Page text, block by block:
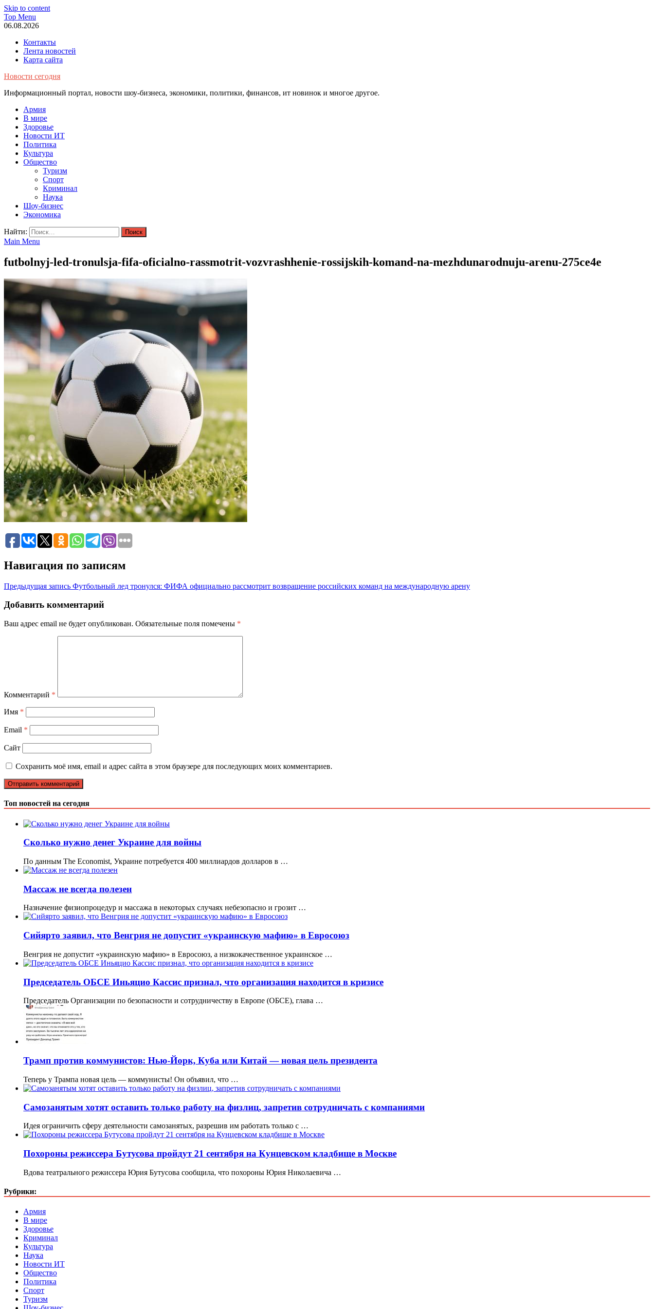
Skip to content
Top Menu
06.08.2026
Контакты
Лента новостей
Карта сайта
Новости сегодня
Информационный портал, новости шоу-бизнеса, экономики, политики, финансов, ит новинок и многое другое.
Армия
В мире
Здоровье
Новости ИТ
Политика
Культура
Общество
Туризм
Спорт
Криминал
Наука
Шоу-бизнес
Экономика
Найти:
Main Menu
futbolnyj-led-tronulsja-fifa-oficialno-rassmotrit-vozvrashhenie-rossijskih-komand-na-mezhdunarodnuju-arenu-275ce4e
Навигация по записям
Предыдущая запись Футбольный лед тронулся: ФИФА официально рассмотрит возвращение российских команд на международную арену
Добавить комментарий
Ваш адрес email не будет опубликован. Обязательные поля помечены *
Комментарий *
Имя *
Email *
Сайт
Сохранить моё имя, email и адрес сайта в этом браузере для последующих моих комментариев.
Топ новостей на сегодня
Сколько нужно денег Украине для войны
По данным The Economist, Украине потребуется 400 миллиардов долларов в …
Массаж не всегда полезен
Назначение физиопроцедур и массажа в некоторых случаях небезопасно и грозит …
Сийярто заявил, что Венгрия не допустит «украинскую мафию» в Евросоюз
Венгрия не допустит «украинскую мафию» в Евросоюз, а низкокачественное украинское …
Председатель ОБСЕ Иньяцио Кассис признал, что организация находится в кризисе
Председатель Организации по безопасности и сотрудничеству в Европе (ОБСЕ), глава …
Трамп против коммунистов: Нью-Йорк, Куба или Китай — новая цель президента
Теперь у Трампа новая цель — коммунисты! Он объявил, что …
Самозанятым хотят оставить только работу на физлиц, запретив сотрудничать с компаниями
Идея ограничить сферу деятельности самозанятых, разрешив им работать только с …
Похороны режиссера Бутусова пройдут 21 сентября на Кунцевском кладбище в Москве
Вдова театрального режиссера Юрия Бутусова сообщила, что похороны Юрия Николаевича …
Рубрики:
Армия
В мире
Здоровье
Криминал
Культура
Наука
Новости ИТ
Общество
Политика
Спорт
Туризм